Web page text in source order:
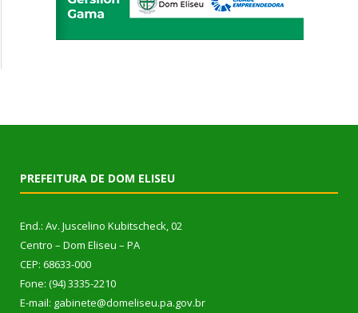
PREFEITURA DE DOM ELISEU
End.: Av. Juscelino Kubitscheck, 02
Centro – Dom Eliseu – PA
CEP: 68633-000
Fone: (94) 3335-2210
E-mail: gabinete@domeliseu.pa.gov.br